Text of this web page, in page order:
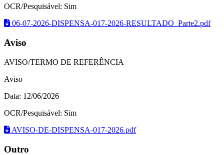
OCR/Pesquisável: Sim
06-07-2026-DISPENSA-017-2026-RESULTADO_Parte2.pdf
Aviso
AVISO/TERMO DE REFERÊNCIA
Aviso
Data: 12/06/2026
OCR/Pesquisável: Sim
AVISO-DE-DISPENSA-017-2026.pdf
Outro